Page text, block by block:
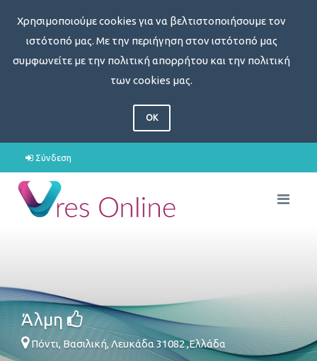
Χρησιμοποιούμε cookies για να βελτιστοποιήσουμε τον
ιστότοπό μας. Με την περιήγηση στον ιστότοπό μας
συμφωνείτε με την πολιτική απορρήτου και την πολιτική
των cookies μας.
OK
Σύνδεση
Άλμη
Πόντι,Βασιλική,Λευκάδα31082,Ελλάδα